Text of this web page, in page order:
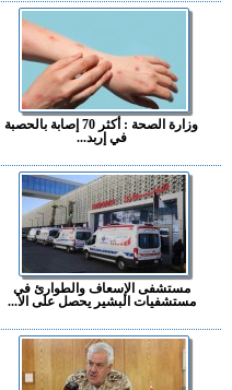
وزارة الصحة : أكثر 70 إصابة بالحصبة
في إربد...
مستشفى الإسعاف والطوارئ في
مستشفيات البشير يحصل على الا...